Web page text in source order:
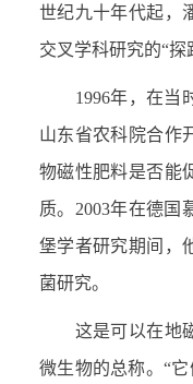
世纪九十年代起，
交叉学科研究的“探
1996年，在当
山东省农科院合作
物磁性肥料是否能
质。 2003年在德国
堡学者研究期间，
菌研究。
这是可以在地
微生物的总称。“